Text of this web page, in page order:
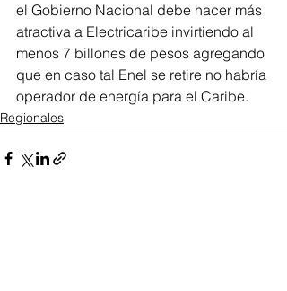
el Gobierno Nacional debe hacer más
atractiva a Electricaribe invirtiendo al
menos 7 billones de pesos agregando
que en caso tal Enel se retire no habría
operador de energía para el Caribe.
Regionales